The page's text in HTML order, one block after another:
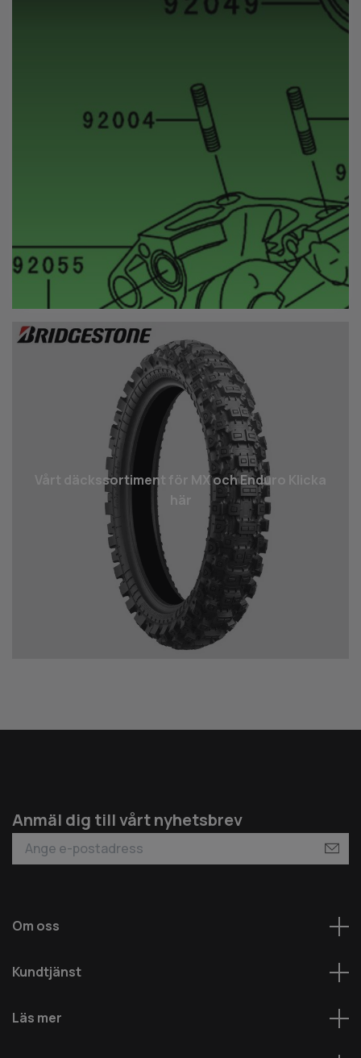
Vårt däcks­sortiment för MX och Enduro Klicka
Anmäl dig till vårt nyhetsbrev
Om oss
Kundtjänst
Läs mer